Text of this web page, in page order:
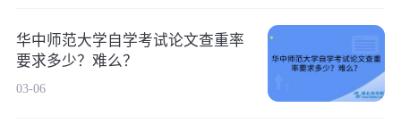
华中师范大学自学考试论文查重率
要求多少？难么？
03-06